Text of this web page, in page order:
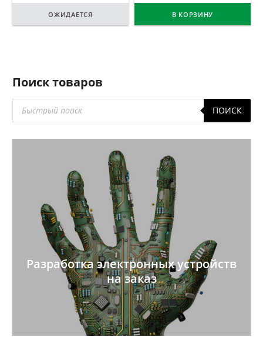
ОЖИДАЕТСЯ В КОРЗИНУ
Поиск товаров
товаров
ПОИСК
Разработка электронных устройств
на заказ